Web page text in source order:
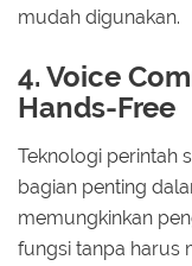
mudah digunakan.
4. Voice
Hands-Free
Teknologi perintah
bagian penting
memungkinkan
fungsi tanpa harus